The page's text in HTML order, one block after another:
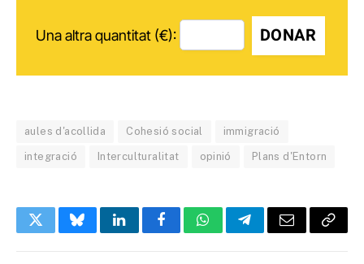
Una altra quantitat (€): DONAR
aules d'acollida Cohesió social immigració
integració Interculturalitat opinió Plans d'Entorn
TwitterBlueskyLinkedInFacebookWhatsAppTelegramEmail Copy